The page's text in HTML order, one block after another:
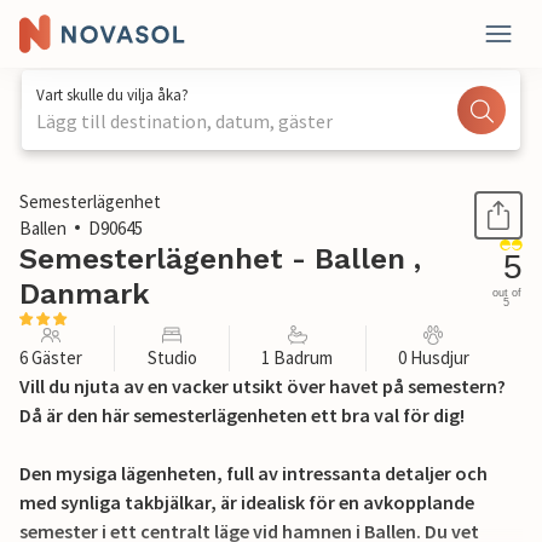
Vart skulle du vilja åka?
Lägg till destination, datum, gäster
1 / 20
Semesterlägenhet
Ballen
D90645
Semesterlägenhet - Ballen ,
Danmark
5
out of
5
6 Gäster Studio 1 Badrum 0 Husdjur
Vill du njuta av en vacker utsikt över havet på semestern?
Då är den här semesterlägenheten ett bra val för dig!
Den mysiga lägenheten, full av intressanta detaljer och
med synliga takbjälkar, är idealisk för en avkopplande
semester i ett centralt läge vid hamnen i Ballen. Du vet